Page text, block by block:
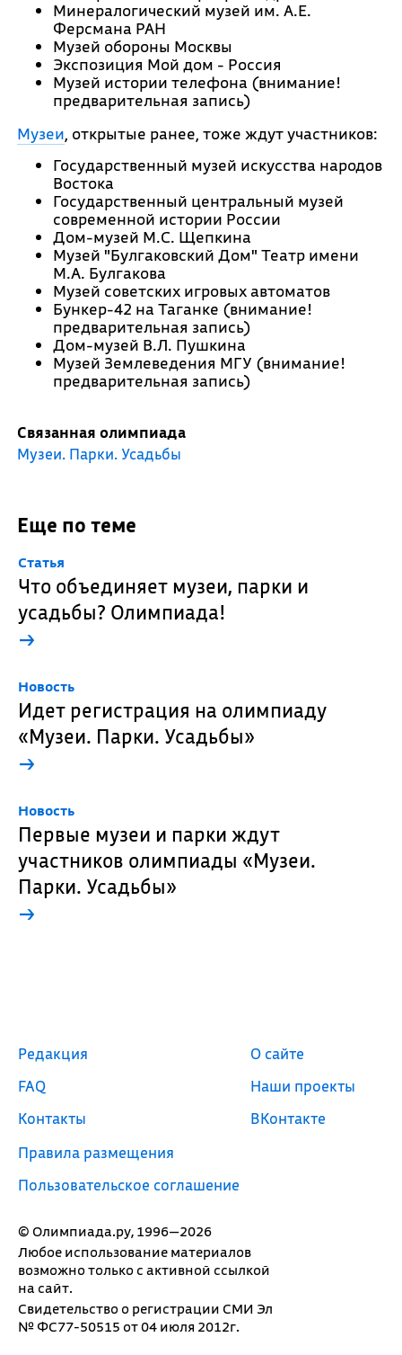
Минералогический музей им. А.Е.
Ферсмана РАН
Музей обороны Москвы
Экспозиция Мой дом - Россия
Музей истории телефона (внимание!
предварительная запись)
Музеи, открытые ранее, тоже ждут участников:
Государственный музей искусства народов
Востока
Государственный центральный музей
современной истории России
Дом-музей М.С. Щепкина
Музей "Булгаковский Дом" Театр имени
М.А. Булгакова
Музей советских игровых автоматов
Бункер-42 на Таганке (внимание!
предварительная запись)
Дом-музей В.Л. Пушкина
Музей Землеведения МГУ (внимание!
предварительная запись)
Связанная олимпиада
Музеи. Парки. Усадьбы
Еще по теме
Cтатья
Что объединяет музеи, парки и
усадьбы? Олимпиада!
→
Новость
Идет регистрация на олимпиаду
«Музеи. Парки. Усадьбы»
→
Новость
Первые музеи и парки ждут
участников олимпиады «Музеи.
Парки. Усадьбы»
→
© Олимпиада.ру, 1996—2026
Любое использование материалов
возможно только с активной ссылкой
на сайт.
Свидетельство о регистрации СМИ Эл
№ ФС77-50515 от 04 июля 2012г.
Редакция
FAQ
Контакты
Правила размещения
Пользовательское соглашение
О сайте
Наши проекты
ВКонтакте